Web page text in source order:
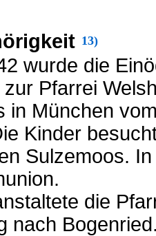
13)
wurde die
Pfarrei
in München
Kinder
Sulzemoos.
die
nach